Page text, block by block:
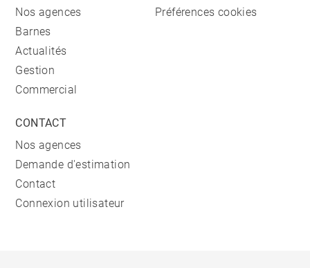
Nos agences
Barnes
Actualités
Gestion
Commercial
Préférences cookies
CONTACT
Nos agences
Demande d'estimation
Contact
Connexion utilisateur